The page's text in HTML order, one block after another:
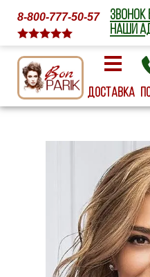
8-800-777-50-57
НАШИ
Доставка